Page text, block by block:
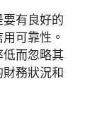
有良好的
可靠性。
而忽略其
務狀況和